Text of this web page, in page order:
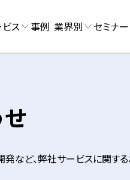
ス 事例 業界別 セミナー
など、弊社サービスに関す